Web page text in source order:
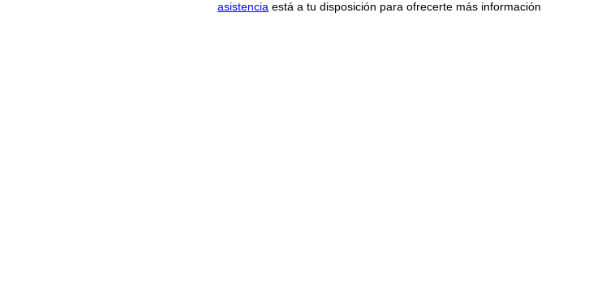
asistencia está a tu disposición para ofrecerte más información